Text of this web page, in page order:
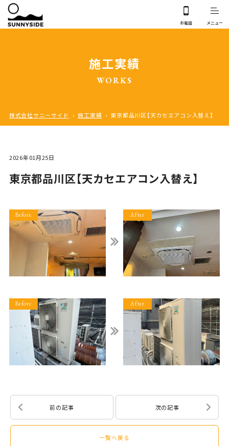
施工実績
WORKS
株式会社サニーサイド › 施工実績 › 東京都品川区【天カセエアコン入替え】
2026年01月25日
東京都品川区【天カセエアコン入替え】
前の記事 次の記事
一覧へ戻る